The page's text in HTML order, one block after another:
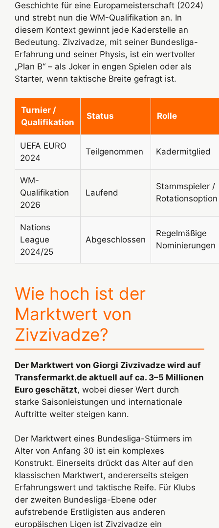
Geschichte für eine Europameisterschaft (2024)
und strebt nun die WM-Qualifikation an. In
diesem Kontext gewinnt jede Kaderstelle an
Bedeutung. Zivzivadze, mit seiner Bundesliga-
Erfahrung und seiner Physis, ist ein wertvoller
„Plan B“ – als Joker in engen Spielen oder als
Starter, wenn taktische Breite gefragt ist.
Turnier /
Qualifikation
Status Rolle
UEFA EURO
2024
Teilgenommen Kadermitglied
WM-
Qualifikation
2026
Laufend
Stammspieler /
Rotationsoption
Nations
League
2024/25
Abgeschlossen
Regelmäßige
Nominierungen
Wie hoch ist der
Marktwert von
Zivzivadze?
Der Marktwert von Giorgi Zivzivadze wird auf
Transfermarkt.de aktuell auf ca. 3–5 Millionen
Euro geschätzt, wobei dieser Wert durch
starke Saisonleistungen und internationale
Auftritte weiter steigen kann.
Der Marktwert eines Bundesliga-Stürmers im
Alter von Anfang 30 ist ein komplexes
Konstrukt. Einerseits drückt das Alter auf den
klassischen Marktwert, andererseits steigen
Erfahrungswert und taktische Reife. Für Klubs
der zweiten Bundesliga-Ebene oder
aufstrebende Erstligisten aus anderen
europäischen Ligen ist Zivzivadze ein